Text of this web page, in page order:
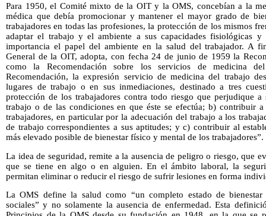
Para 1950, el Comité mixto de la OIT y la OMS, concebían a la
médica que debía promocionar y mantener el mayor grado de
trabajadores en todas las profesiones, la protección de los mismos
adaptar el trabajo y el ambiente a sus capacidades fisiológicas
importancia el papel del ambiente en la salud del trabajador. A
General de la OIT, adopta, con fecha 24 de junio de 1959 la
como la Recomendación sobre los servicios de medicina
Recomendación, la expresión servicio de medicina del trabajo
lugares de trabajo o en sus inmediaciones, destinado a tres
protección de los trabajadores contra todo riesgo que perjudique
trabajo o de las condiciones en que éste se efectúa; b) contribuir
trabajadores, en particular por la adecuación del trabajo a los
de trabajo correspondientes a sus aptitudes; y c) contribuir al
más elevado posible de bienestar físico y mental de los trabajadores”.
La idea de seguridad, remite a la ausencia de peligro o riesgo, que
que se tiene en algo o en alguien. En el ámbito laboral, la
permitan eliminar o reducir el riesgo de sufrir lesiones en forma
La OMS define la salud como “un completo estado de
sociales” y no solamente la ausencia de enfermedad. Esta